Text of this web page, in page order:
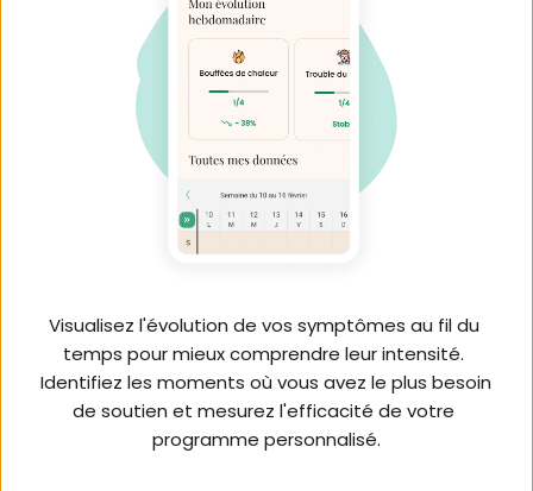
Visualisez l'évolution de vos symptômes au fil du
temps pour mieux comprendre leur intensité.
Identifiez les moments où vous avez le plus besoin
de soutien et mesurez l'efficacité de votre
programme personnalisé.